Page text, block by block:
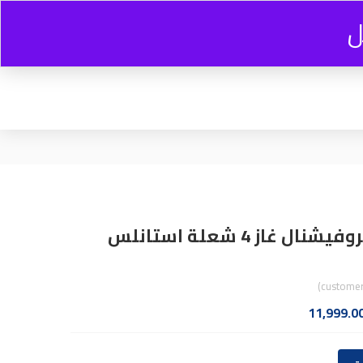
بوتاجاز فريش بروفيشنال غاز 4 شعلة استانلس